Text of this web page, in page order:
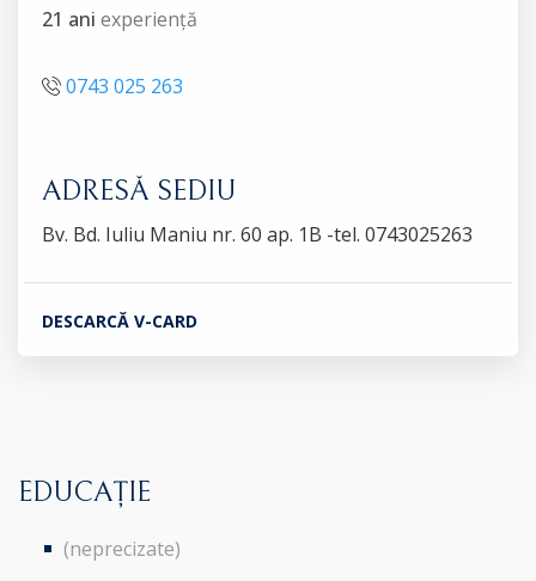
21 ani experiență
0743 025 263
ADRESĂ SEDIU
Bv. Bd. Iuliu Maniu nr. 60 ap. 1B -tel. 0743025263
DESCARCĂ V-CARD
EDUCAȚIE
(neprecizate)